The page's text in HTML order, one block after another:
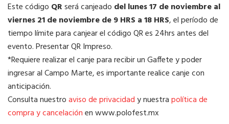
Este código QRserá canjeado del lunes 17 de noviembre al
viernes 21 de noviembre de 9 HRS a 18 HRS, el período de
tiempo límite para canjear el código QR es 24hrs antes del
evento. Presentar QR Impreso.
*Requiere realizar el canje para recibir un Gaffete y poder
ingresar al Campo Marte, es importante realice canje con
anticipación.
Consulta nuestroaviso de privacidady nuestrapolítica de
compra y cancelaciónen www.polofest.mx